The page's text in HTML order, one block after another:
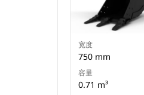
宽度
750 mm
容量
0.71 m³